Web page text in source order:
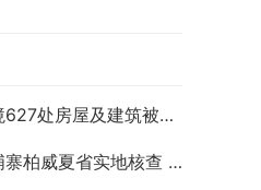
卫星影像显示柬泰边境627处房屋及建筑被夷平 人权组织呼吁保护平民财产
东盟观察员继续赴柬埔寨柏威夏省实地核查 走访遭袭柬埔寨平民村庄